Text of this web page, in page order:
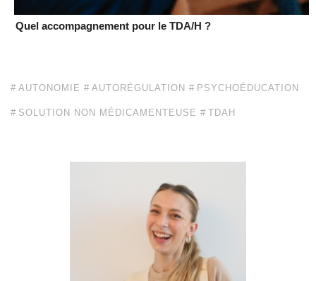
Quel accompagnement pour le TDA/H ?
AUTONOMIE AUTORÉGULATION PSYCHOÉDUCATION
SOLUTION NON MÉDICAMENTEUSE TDAH